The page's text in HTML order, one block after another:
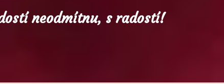
neodmítnu, s radostí!